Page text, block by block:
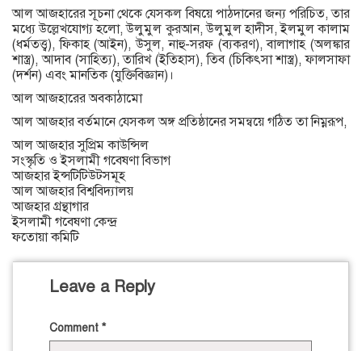
আল আজহারের সূচনা থেকে যেসকল বিষয়ে পাঠদানের জন্য পরিচিত, তার
মধ্যে উল্লেখযোগ্য হলো, উলুমুল কুরআন, উলুমুল হাদীস, ইলমুল কালাম
(ধর্মতত্ত্ব), ফিকাহ (আইন), উসুল, নাহু-সরফ (ব্যকরণ), বালাগাহ (অলঙ্কার
শাস্ত্র), আদাব (সাহিত্য), তারিখ (ইতিহাস), তিব (চিকিৎসা শাস্ত্র), ফালসাফা
(দর্শন) এবং মানতিক (যুক্তিবিজ্ঞান)।
আল আজহারের অবকাঠামো
আল আজহার বর্তমানে যেসকল অঙ্গ প্রতিষ্ঠানের সমন্বয়ে গঠিত তা নিম্নরূপ,
আল আজহার সুপ্রিম কাউন্সিল
সংস্কৃতি ও ইসলামী গবেষণা বিভাগ
আজহার ইন্সটিটিউটসমূহ
আল আজহার বিশ্ববিদ্যালয়
আজহার গ্রন্থাগার
ইসলামী গবেষণা কেন্দ্র
ফতোয়া কমিটি
Leave a Reply
Comment *